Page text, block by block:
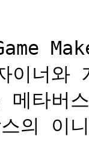
이너와
메타버
의 이